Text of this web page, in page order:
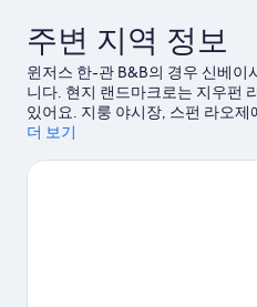
주변 지역 정보
윈저스 한-관 B&B의 경우 신베이
니다. 현지 랜드마크로는 지우펀
있어요. 지룽 야시장, 스펀 라오
있습니다. 금 박물관, 선아오 레일
더 보기